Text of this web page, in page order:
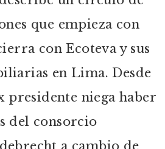
que empieza con
con Ecoteva y sus
en Lima. Desde
presidente niega haber
del consorcio
a cambio de